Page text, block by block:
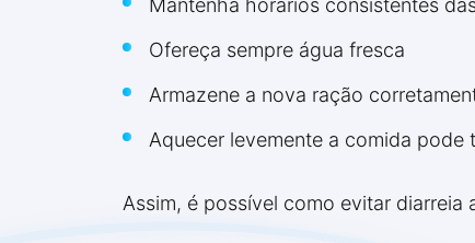
Mantenha horários consistentes
Ofereça sempre água fresca
Armazene a nova ração
Aquecer levemente a comida pode
Assim, é possível como evitar